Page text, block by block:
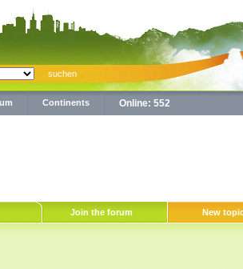
Continents Online: 552
Join the forum New